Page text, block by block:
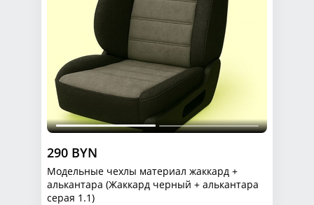
290 BYN
Модельные чехлы материал жаккард +
алькантара (Жаккард черный + алькантара
серая 1.1)